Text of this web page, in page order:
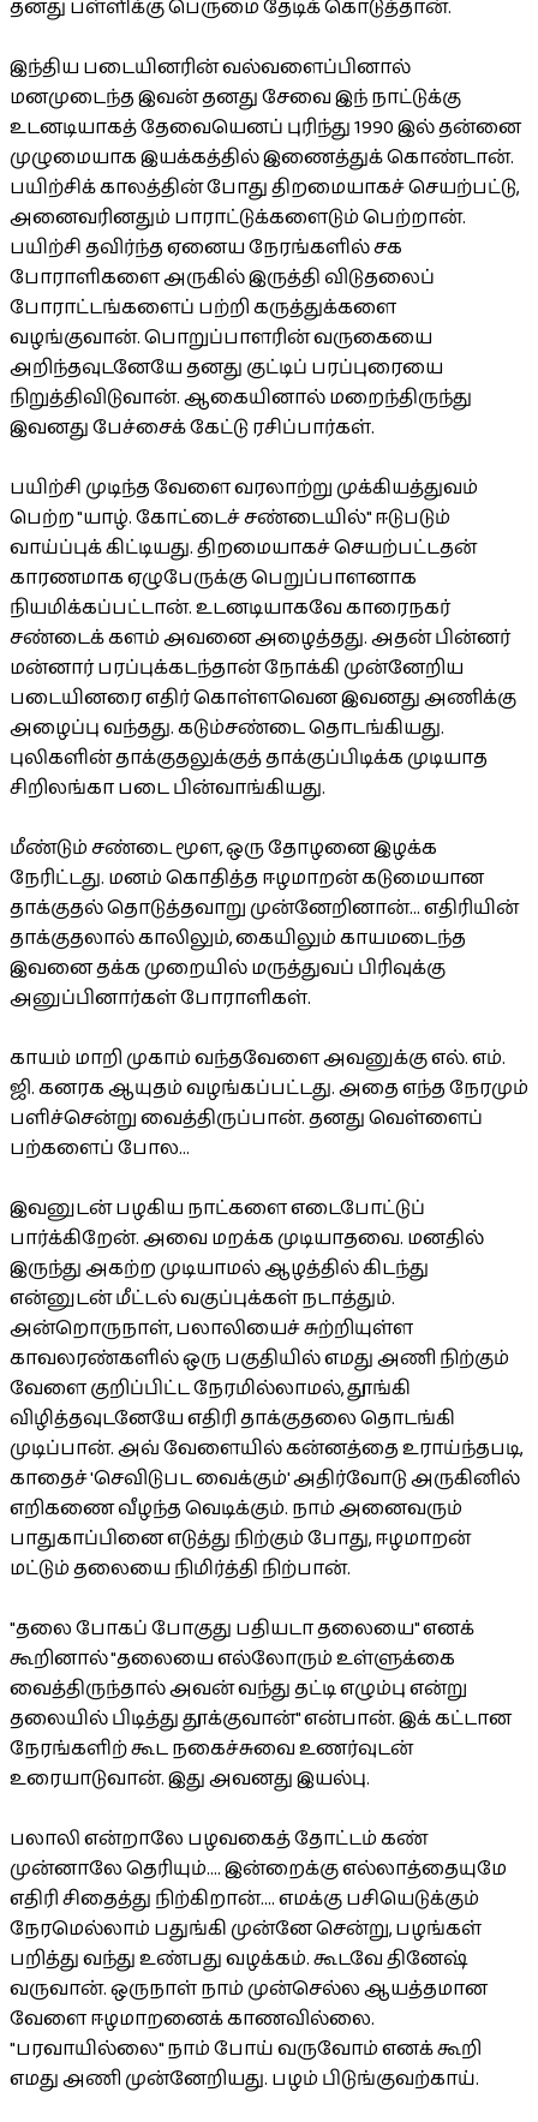
தனது பள்ளிக்கு பெருமை தேடிக் கொடுத்தான்.
இந்திய படையினரின் வல்வளைப்பினால்
மனமுடைந்த இவன் தனது சேவை இந் நாட்டுக்கு
உடனடியாகத் தேவையெனப் புரிந்து 1990 இல் தன்னை
முழுமையாக இயக்கத்தில் இணைத்துக் கொண்டான்.
பயிற்சிக் காலத்தின் போது திறமையாகச் செயற்பட்டு,
அனைவரினதும் பாராட்டுக்களைடும் பெற்றான்.
பயிற்சி தவிர்ந்த ஏனைய நேரங்களில் சக
போராளிகளை அருகில் இருத்தி விடுதலைப்
போராட்டங்களைப் பற்றி கருத்துக்களை
வழங்குவான். பொறுப்பாளரின் வருகையை
அறிந்தவுடனேயே தனது குட்டிப் பரப்புரையை
நிறுத்திவிடுவான். ஆகையினால் மறைந்திருந்து
இவனது பேச்சைக் கேட்டு ரசிப்பார்கள்.
பயிற்சி முடிந்த வேளை வரலாற்று முக்கியத்துவம்
பெற்ற "யாழ். கோட்டைச் சண்டையில்" ஈடுபடும்
வாய்ப்புக் கிட்டியது. திறமையாகச் செயற்பட்டதன்
காரணமாக ஏழுபேருக்கு பெறுப்பாளனாக
நியமிக்கப்பட்டான். உடனடியாகவே காரைநகர்
சண்டைக் களம் அவனை அழைத்தது. அதன் பின்னர்
மன்னார் பரப்புக்கடந்தான் நோக்கி முன்னேறிய
படையினரை எதிர் கொள்ளவென இவனது அணிக்கு
அழைப்பு வந்தது. கடும்சண்டை தொடங்கியது.
புலிகளின் தாக்குதலுக்குத் தாக்குப்பிடிக்க முடியாத
சிறிலங்கா படை பின்வாங்கியது.
மீண்டும் சண்டை மூள, ஒரு தோழனை இழக்க
நேரிட்டது. மனம் கொதித்த ஈழமாறன் கடுமையான
தாக்குதல் தொடுத்தவாறு முன்னேறினான்... எதிரியின்
தாக்குதலால் காலிலும், கையிலும் காயமடைந்த
இவனை தக்க முறையில் மருத்துவப் பிரிவுக்கு
அனுப்பினார்கள் போராளிகள்.
காயம் மாறி முகாம் வந்தவேளை அவனுக்கு எல். எம்.
ஜி. கனரக ஆயுதம் வழங்கப்பட்டது. அதை எந்த நேரமும்
பளிச்சென்று வைத்திருப்பான். தனது வெள்ளைப்
பற்களைப் போல...
இவனுடன் பழகிய நாட்களை எடைபோட்டுப்
பார்க்கிறேன். அவை மறக்க முடியாதவை. மனதில்
இருந்து அகற்ற முடியாமல் ஆழத்தில் கிடந்து
என்னுடன் மீட்டல் வகுப்புக்கள் நடாத்தும்.
அன்றொருநாள், பலாலியைச் சுற்றியுள்ள
காவலரண்களில் ஒரு பகுதியில் எமது அணி நிற்கும்
வேளை குறிப்பிட்ட நேரமில்லாமல், தூங்கி
விழித்தவுடனேயே எதிரி தாக்குதலை தொடங்கி
முடிப்பான். அவ் வேளையில் கன்னத்தை உராய்ந்தபடி,
காதைச் 'செவிடுபட வைக்கும்' அதிர்வோடு அருகினில்
எறிகணை வீழந்த வெடிக்கும். நாம் அனைவரும்
பாதுகாப்பினை எடுத்து நிற்கும் போது, ஈழமாறன்
மட்டும் தலையை நிமிர்த்தி நிற்பான்.
"தலை போகப் போகுது பதியடா தலையை" எனக்
கூறினால் "தலையை எல்லோரும் உள்ளுக்கை
வைத்திருந்தால் அவன் வந்து தட்டி எழும்பு என்று
தலையில் பிடித்து தூக்குவான்" என்பான். இக் கட்டான
நேரங்களிற் கூட நகைச்சுவை உணர்வுடன்
உரையாடுவான். இது அவனது இயல்பு.
பலாலி என்றாலே பழவகைத் தோட்டம் கண்
முன்னாலே தெரியும்.... இன்றைக்கு எல்லாத்தையுமே
எதிரி சிதைத்து நிற்கிறான்.... எமக்கு பசியெடுக்கும்
நேரமெல்லாம் பதுங்கி முன்னே சென்று, பழங்கள்
பறித்து வந்து உண்பது வழக்கம். கூடவே தினேஷ்
வருவான். ஒருநாள் நாம் முன்செல்ல ஆயத்தமான
வேளை ஈழமாறனைக் காணவில்லை.
"பரவாயில்லை" நாம் போய் வருவோம் எனக் கூறி
எமது அணி முன்னேறியது. பழம் பிடுங்குவற்காய்.